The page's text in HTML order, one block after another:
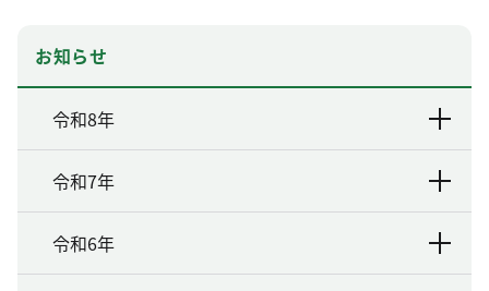
お知らせ
令和8年
令和7年
令和6年